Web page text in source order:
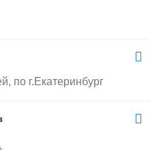
по г.Екатеринбург